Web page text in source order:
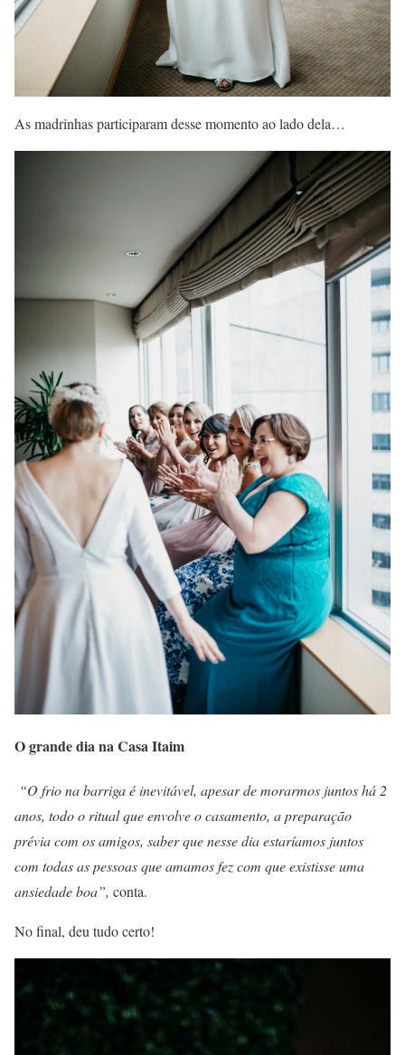
As madrinhas participaram desse momento ao lado dela…
O grande dia na Casa Itaim
“O frio na barriga é inevitável, apesar de morarmos juntos há 2
anos, todo o ritual que envolve o casamento, a preparação
prévia com os amigos, saber que nesse dia estaríamos juntos
com todas as pessoas que amamos fez com que existisse uma
ansiedade boa”, conta.
No final, deu tudo certo!